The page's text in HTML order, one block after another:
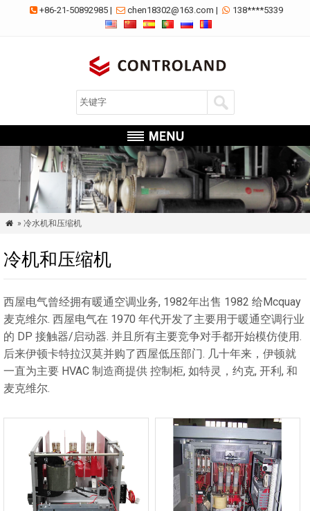
 +86-21-50892985 |  chen18302@163.com |  138****5339
 » 冷水机和压缩机
冷机和压缩机
西屋电气曾经拥有暖通空调业务, 1982年出售 1982 给Mcquay
麦克维尔. 西屋电气在 1970 年代开发了主要用于暖通空调行业
的 DP 接触器/启动器. 并且所有主要竞争对手都开始模仿使用.
后来伊顿卡特拉汉莫并购了西屋低压部门. 几十年来，伊顿就
一直为主要 HVAC 制造商提供 控制柜, 如特灵，约克, 开利, 和
麦克维尔.